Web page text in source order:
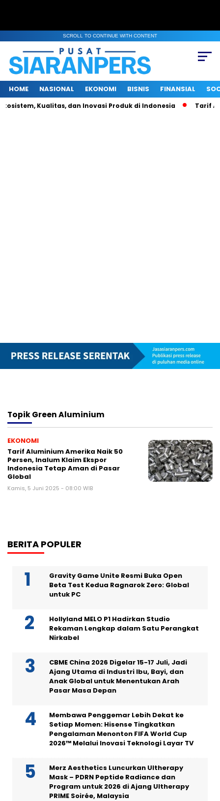
SCROLL TO CONTINUE WITH CONTENT
HOME NASIONAL EKONOMI BISNIS FINANSIAL
Kualitas, dan Inovasi Produk di Indonesia Tarif
TopikGreen Aluminium
EKONOMI
Tarif Aluminium Amerika Naik 50
Persen, Inalum Klaim Ekspor
Indonesia Tetap Aman di Pasar
Global
Kamis, 5 Juni 2025 - 08:00 WIB
BERITA POPULER
Gravity Game Unite Resmi Buka Open
Beta Test Kedua Ragnarok Zero: Global
untuk PC
Hollyland MELO P1 Hadirkan Studio
Rekaman Lengkap dalam Satu Perangkat
Nirkabel
CBME China 2026 Digelar 15-17 Juli, Jadi
Ajang Utama di Industri Ibu, Bayi, dan
Anak Global untuk Menentukan Arah
Pasar Masa Depan
Membawa Penggemar Lebih Dekat ke
Setiap Momen: Hisense Tingkatkan
Pengalaman Menonton FIFA World Cup
2026™ Melalui Inovasi Teknologi Layar TV
Merz Aesthetics Luncurkan Ultherapy
Mask – PDRN Peptide Radiance dan
Program untuk 2026 di Ajang Ultherapy
PRIME Soirée, Malaysia